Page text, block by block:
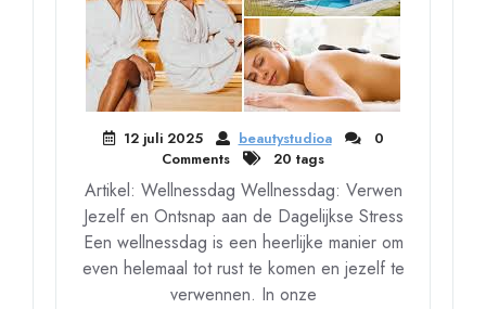
12 juli 2025 beautystudioa
0
Comments
20 tags
Artikel: Wellnessdag Wellnessdag: Verwen
Jezelf en Ontsnap aan de Dagelijkse Stress
Een wellnessdag is een heerlijke manier om
even helemaal tot rust te komen en jezelf te
verwennen. In onze